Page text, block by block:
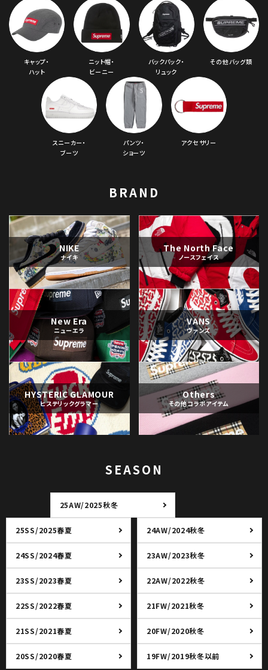
キャップ・
ハット
ニット帽・
ビーニー
バックパック・
リュック
その他バッグ類
スニーカー・
ブーツ
パンツ・
ショーツ
アクセサリー
BRAND
NIKE
ナイキ
The North Face
ノースフェイス
New Era
ニューエラ
VANS
ヴァンズ
HYSTERIC GLAMOUR
ヒステリックグラマー
Others
その他コラボアイテム
SEASON
25AW/2025秋冬
25SS/2025春夏 24AW/2024秋冬
24SS/2024春夏 23AW/2023秋冬
23SS/2023春夏 22AW/2022秋冬
22SS/2022春夏 21FW/2021秋冬
21SS/2021春夏 20FW/2020秋冬
20SS/2020春夏 19FW/2019秋冬以前